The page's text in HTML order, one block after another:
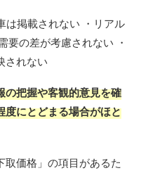
は掲載されない ・リアル
要の差が考慮されない ・
されない
の把握や客観的意見を確
度にとどまる場合がほと
価格」の項目があるた